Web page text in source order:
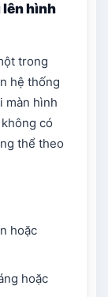
lên hình
trong
hệ thống
màn hình
có
thể theo
hoặc
hoặc